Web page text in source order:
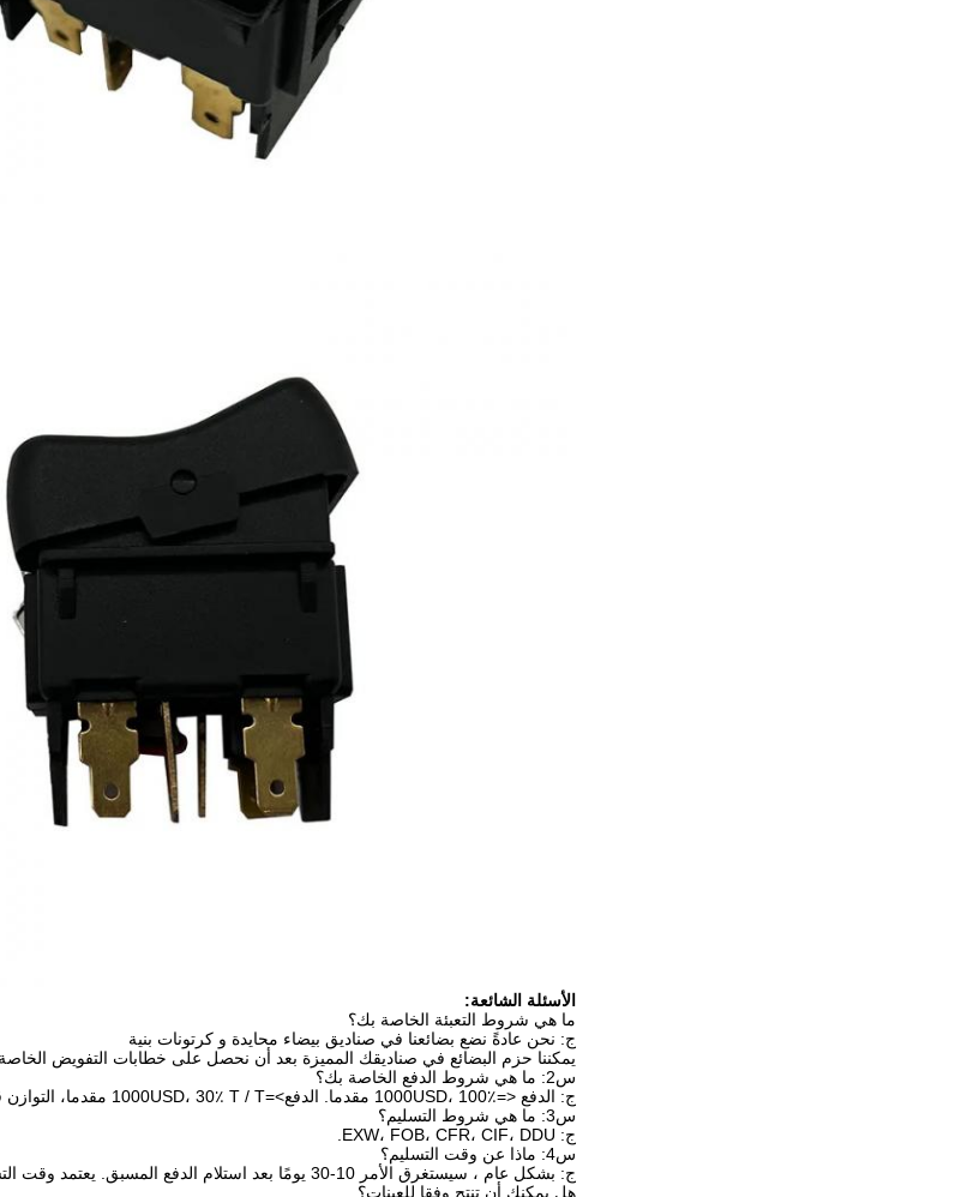
الأسئلة الشائعة:
ما هي شروط التعبئة الخاصة بك؟
ج: نحن عادةً نضع بضائعنا في صناديق بيضاء محايدة و كرتونات بنية
يمكننا حزم البضائع في صناديقك المميزة بعد أن نحصل على خطابات التفويض
س2: ما هي شروط الدفع الخاصة بك؟
ج: الدفع <=1000USD، 100٪ مقدما. الدفع>=1000USD، 30٪ T / T مقدما، التوازن قبل الشحن. سوف نريك صور المنتجات والحزم قبل أن تدفع التوازن.
س3: ما هي شروط التسليم؟
ج: EXW، FOB، CFR، CIF، DDU.
س4: ماذا عن وقت التسليم؟
ج: بشكل عام ، سيستغرق الأمر 10-30 يومًا بعد استلام الدفع المسبق. يعتمد وقت التسليم المحدد على العناصر وكمية طلبك.
هل يمكنك أن تنتج وفقا للعينات؟